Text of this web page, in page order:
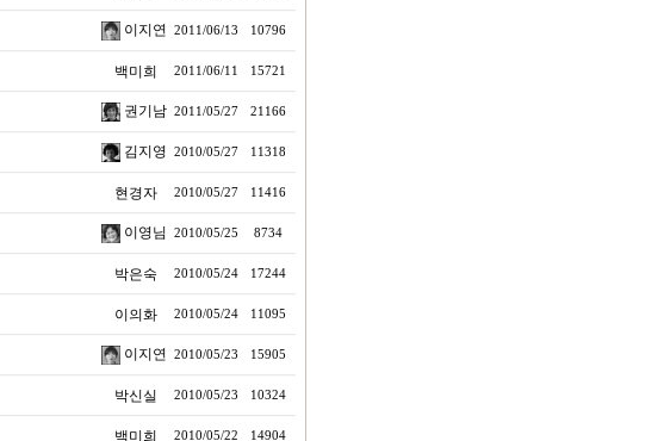
이지연 2011/06/13 10796
백미희 2011/06/11 15721
권기남 2011/05/27 21166
김지영 2010/05/27 11318
현경자 2010/05/27 11416
이영님 2010/05/25 8734
박은숙 2010/05/24 17244
이의화 2010/05/24 11095
이지연 2010/05/23 15905
박신실 2010/05/23 10324
백미희 2010/05/22 14904